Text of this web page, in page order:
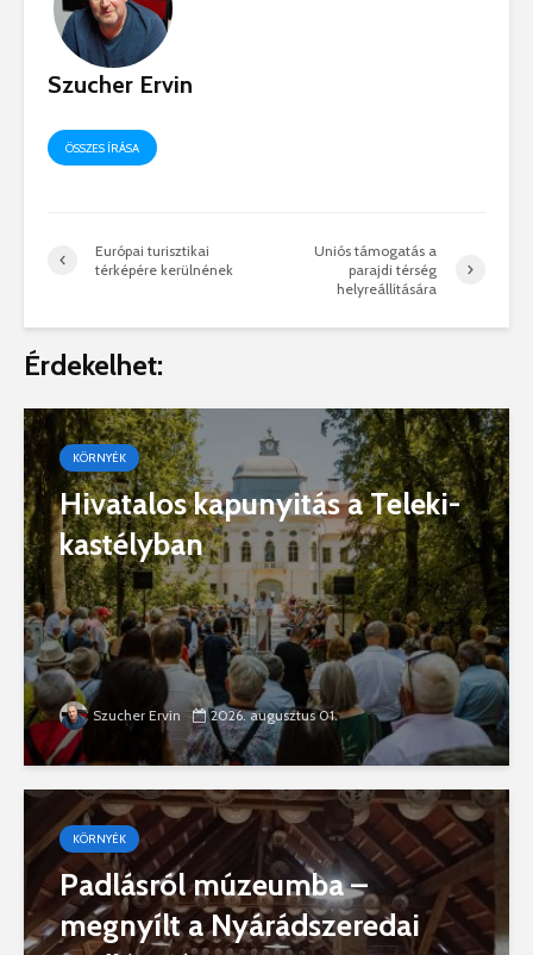
Szucher Ervin
ÖSSZES ÍRÁSA
Európai turisztikai
térképére kerülnének
Uniós támogatás a
parajdi térség
helyreállítására
Érdekelhet:
KÖRNYÉK
Hivatalos kapunyitás a Teleki-
kastélyban
Szucher Ervin 2026. augusztus 01.
KÖRNYÉK
Padlásról múzeumba –
megnyílt a Nyárádszeredai